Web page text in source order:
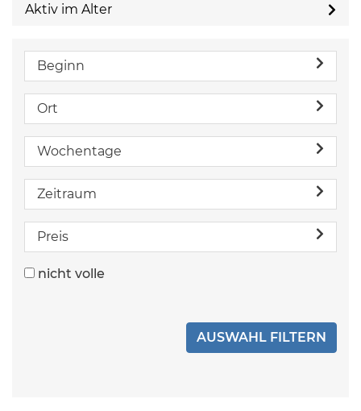
Aktiv im Alter
Beginn
Ort
Wochentage
Zeitraum
Preis
nicht volle